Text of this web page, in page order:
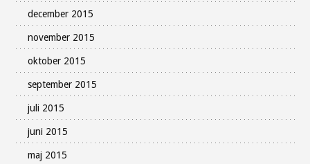
december 2015
november 2015
oktober 2015
september 2015
juli 2015
juni 2015
maj 2015